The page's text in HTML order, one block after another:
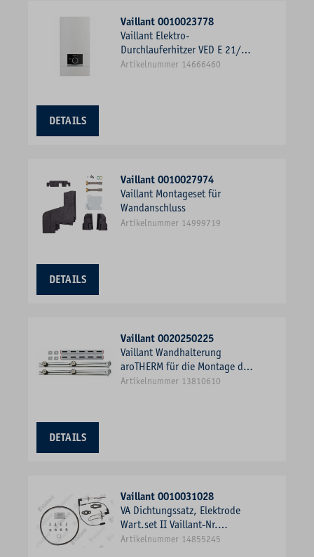
Vaillant 0010023778
Vaillant Elektro-
Durchlauferhitzer VED E 21/8
21 kW, elektronisch geregelt
Artikelnummer 14666460
DETAILS
Vaillant 0010027974
Vaillant Montageset für
Wandanschluss
Artikelnummer 14999719
DETAILS
Vaillant 0020250225
Vaillant Wandhalterung
aroTHERM für die Montage der
Wärmepumpe auf die Wand,
Artikelnummer 13810610
DETAILS
Vaillant 0010031028
VA Dichtungssatz, Elektrode
Wart.set II Vaillant-Nr.
0010031028
Artikelnummer 14855245